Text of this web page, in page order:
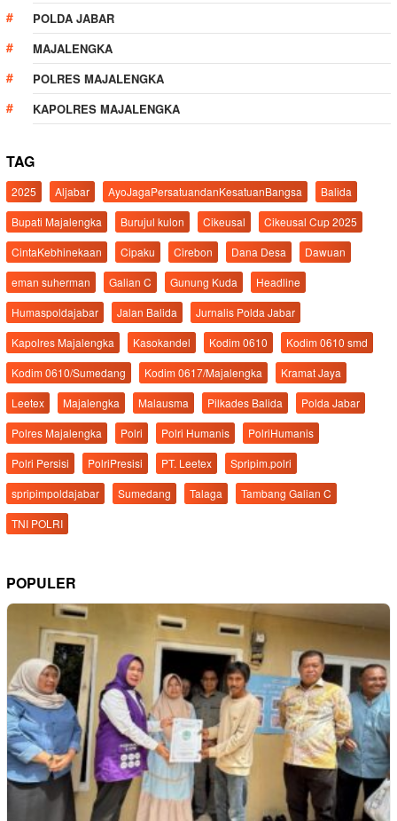
POLDA JABAR
MAJALENGKA
POLRES MAJALENGKA
KAPOLRES MAJALENGKA
TAG
2025 Aljabar AyoJagaPersatuandanKesatuanBangsa
Balida
Bupati Majalengka
Burujul kulon Cikeusal
Cikeusal Cup 2025
CintaKebhinekaan
Cipaku Cirebon Dana Desa
Dawuan
eman suherman
Galian C Gunung Kuda
Headline
Humaspoldajabar
Jalan Balida
Jurnalis Polda Jabar
Kapolres Majalengka
Kasokandel Kodim 0610
Kodim 0610 smd
Kodim 0610/Sumedang
Kodim 0617/Majalengka
Kramat Jaya
Leetex
Majalengka Malausma Pilkades Balida
Polda Jabar
Polres Majalengka
Polri Polri Humanis
PolriHumanis
Polri Persisi
PolriPresisi PT. Leetex
Spripim.polri
spripimpoldajabar
Sumedang Talaga
Tambang Galian C
TNI POLRI
POPULER